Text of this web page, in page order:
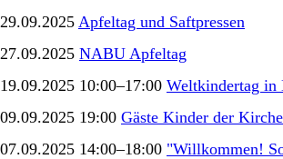
29.09.2025 Apfeltag und Saftpressen
27.09.2025 NABU Apfeltag
19.09.2025 10:00–17:00 Weltkindertag in
09.09.2025 19:00 Gäste Kinder der
07.09.2025 14:00–18:00 "Willkommen!